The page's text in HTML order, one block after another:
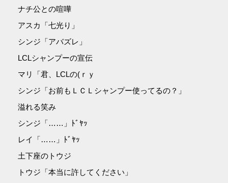
ナチ公との喧嘩
アスカ「七光り」
シンジ「アバズレ」
LCLシャンプーの宣伝
マリ「君、LCLの(ｒｙ
シンジ「お前もＬＣＬシャンプー使ってるの？」
溢れる笑み
シンジ「……」ﾄﾞﾔｯ
レイ「……」ﾄﾞﾔｯ
土下座のトウジ
トウジ「本当に許してください」